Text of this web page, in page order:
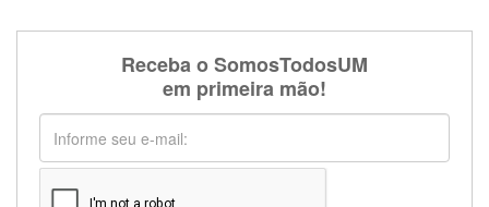
Receba o SomosTodosUM
em primeira mão!